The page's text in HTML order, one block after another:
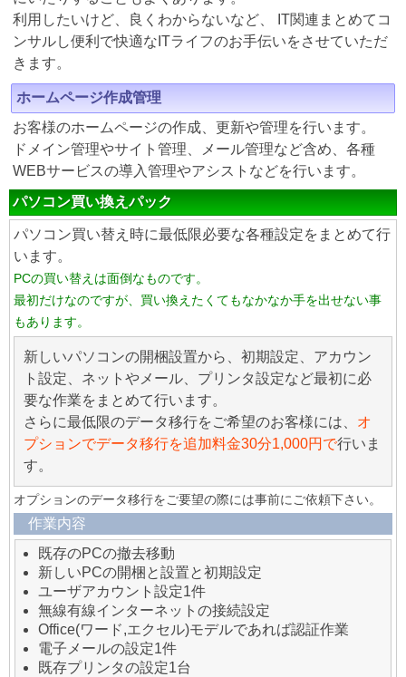
利用したいけど、良くわからないなど、 IT関連まとめてコ
ンサルし便利で快適なITライフのお手伝いをさせていただ
きます。
ホームページ作成管理
お客様のホームページの作成、更新や管理を行います。
ドメイン管理やサイト管理、メール管理など含め、各種
WEBサービスの導入管理やアシストなどを行います。
パソコン買い換えパック
パソコン買い替え時に最低限必要な各種設定をまとめて行
います。
PCの買い替えは面倒なものです。
最初だけなのですが、買い換えたくてもなかなか手を出せない事
もあります。
新しいパソコンの開梱設置から、初期設定、アカウン
ト設定、ネットやメール、プリンタ設定など最初に必
要な作業をまとめて行います。
さらに最低限のデータ移行をご希望のお客様には、 オ
プションでデータ移行を追加料金30分1,000円で行いま
す。
オプションのデータ移行をご要望の際には事前にご依頼下さい。
作業内容
既存のPCの撤去移動
新しいPCの開梱と設置と初期設定
ユーザアカウント設定1件
無線有線インターネットの接続設定
Office(ワード,エクセル)モデルであれば認証作業
電子メールの設定1件
既存プリンタの設定1台